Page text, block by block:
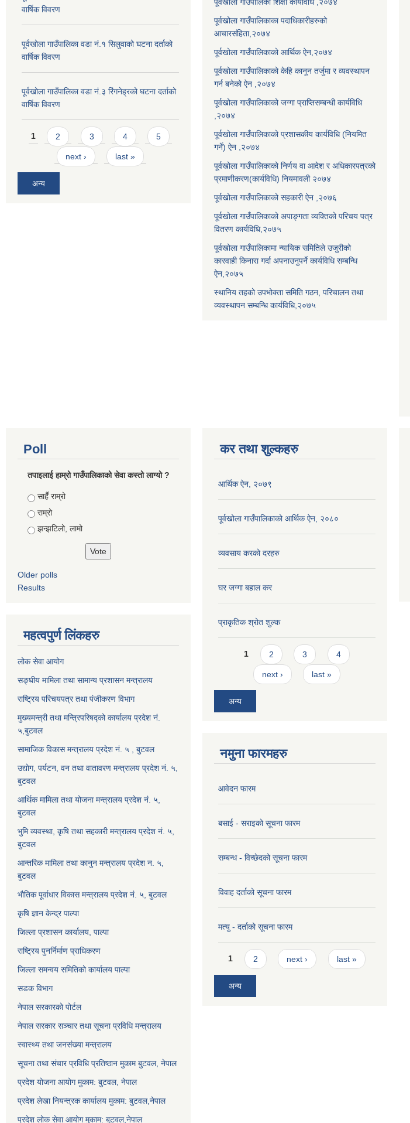
वार्षिक विवरण
पूर्वखोला गाउँपालिका वडा नं.१ सिलुवाको घटना दर्ताको
वार्षिक विवरण
पूर्वखोला गाउँपालिका वडा नं.३ रिंगनेह्रको घटना दर्ताको
वार्षिक विवरण
Pages
1 2 3 4 5
next › last »
अन्य
पूर्वखोला गाउँपालिकाका पदाधिकारीहरुको
आचारसंहिता,२०७४
पूर्वखोला गाउँपालिकाको आर्थिक ऐन,२०७४
पूर्वखोला गाउँपालिकाको केहि कानून तर्जुमा र व्यवस्थापन
गर्न बनेको ऐन ,२०७४
पूर्वखोला गाउँपालिकाको जग्गा प्राप्तिसम्बन्धी कार्यविधि
,२०७४
पूर्वखोला गाउँपालिकाको प्रशासकीय कार्यविधि (नियमित
गर्ने) ऐन ,२०७४
पूर्वखोला गाउँपालिकाको निर्णय वा आदेश र अधिकारपत्रको
प्रमाणीकरण(कार्यविधि) नियमावली २०७४
पूर्वखोला गाउँपालिकाको सहकारी ऐन ,२०७६
पूर्वखोला गाउँपालिकाको अपाङ्गता व्यक्तिको परिचय पत्र
वितरण कार्यविधि,२०७५
पूर्वखोला गाउँपालिकामा न्यायिक समितिले उजुरीको
कारवाही किनारा गर्दा अपनाउनुपर्ने कार्यविधि सम्बन्धि
ऐन,२०७५
स्थानिय तहको उपभोक्ता समिति गठन, परिचालन तथा
व्यवस्थापन सम्बन्धि कार्यविधि,२०७५
Poll
तपाइलाई हाम्रो गाउँपालिकाको सेवा कस्तो लाग्यो ?
Choices
सार्है राम्रो
राम्रो
झन्झटिलो, लामो
Older polls
Results
महत्वपुर्ण लिंकहरु
लोक सेवा आयोग
सङ्घीय मामिला तथा सामान्य प्रशासन मन्त्रालय
राष्ट्रिय परिचयपत्र तथा पंजीकरण विभाग
मुख्यमन्त्री तथा मन्त्रिपरिषद्को कार्यालय प्रदेश नं.
५,बुटवल
सामाजिक विकास मन्त्रालय प्रदेश नं. ५ , बुटवल
उद्याेग, पर्यटन, वन तथा वातावरण मन्त्रालय प्रदेश नं. ५,
बुटवल
आर्थिक मामिला तथा योजना मन्त्रालय प्रदेश नं. ५,
बुटवल
भुमि व्यवस्था, कृषि तथा सहकारी मन्त्रालय प्रदेश नं. ५,
बुटवल
आन्तरिक मामिला तथा कानुन मन्त्रालय प्रदेश न. ५,
बुटवल
भौतिक पूर्वाधार विकास मन्त्रालय प्रदेश नं. ५, बुटवल
कृषि ज्ञान केन्द्र पाल्पा
जिल्ला प्रशासन कार्यालय, पाल्पा
राष्ट्रिय पुनर्निर्माण प्राधिकरण
जिल्ला समन्वय समितिको कार्यालय पाल्पा
सडक विभाग
नेपाल सरकारको पोर्टल
नेपाल सरकार सञ्‍चार तथा सूचना प्रविधि मन्त्रालय
स्वास्थ्य तथा जनसंख्या मन्त्रालय
सूचना तथा संचार प्रविधि प्रतिष्ठान मुकाम बुटवल, नेपाल
प्रदेश योजना आयोग मुकाम: बुटवल, नेपाल
प्रदेश लेखा नियन्त्रक कार्यालय मुकाम: बुटवल,नेपाल
प्रदेश लोक सेवा आयोग मुकाम: बुटवल,नेपाल
कर तथा शुल्कहरु
आर्थिक ऐन, २०७९
पूर्वखोला गाउँपालिकाको आर्थिक ऐन, २०८०
व्यवसाय करको दरहरु
घर जग्गा बहाल कर
प्राकृतिक श्रोत शुल्क
Pages
1 2 3 4
next › last »
अन्य
नमुना फारमहरु
आवेदन फारम
बसाई - सराइको सूचना फारम
सम्बन्ध - विच्छेदको सूचना फारम
विवाह दर्ताको सूचना फारम
मत्यु - दर्ताको सूचना फारम
Pages
1 2 next › last »
अन्य